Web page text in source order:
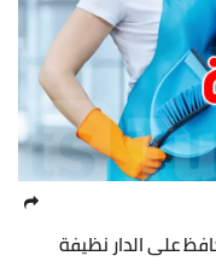
على الدار نظيفة